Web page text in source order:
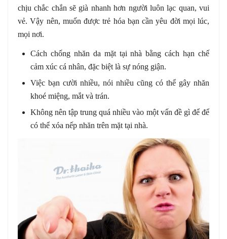
chịu chắc chắn sẽ già nhanh hơn người luôn lạc quan, vui
vẻ. Vậy nên, muốn được trẻ hóa bạn cần yêu đời mọi lúc,
mọi nơi.
Cách chống nhăn da mặt tại nhà bằng cách hạn chế
cảm xúc cá nhân, đặc biệt là sự nóng giận.
Việc bạn cười nhiều, nói nhiều cũng có thể gây nhăn
khoé miệng, mắt và trán.
Không nên tập trung quá nhiều vào một vấn đề gì để để
có thể xóa nếp nhăn trên mặt tại nhà.